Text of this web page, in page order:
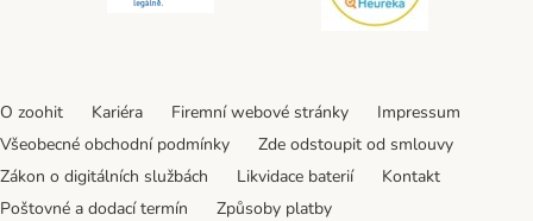
O zoohit Kariéra Firemní webové stránky
Impressum
Všeobecné obchodní podmínky
Zde odstoupit od smlouvy
Zákon o digitálních službách
Likvidace baterií
Kontakt
Poštovné a dodací termín
Způsoby platby